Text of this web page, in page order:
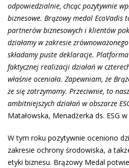
odpowiedzialnie, chcąc pozytywnie wp
biznesowe. Brązowy medal EcoVadis
partnerów biznesowych i klientów
działamy wzakresie
składamy puste deklaracje.
faktycznej realizacji działań w
właśnie oceniała. Zapewniam, że Brą
że się zatrzymamy. Przeciwnie, to
ambitniejszych działań w obszarze
Matałowska, Menadżerka ds. ESG
W tym roku pozytywnie oceniono
zakresie ochrony środowiska, a
etyki biznesu. Brązowy Medal